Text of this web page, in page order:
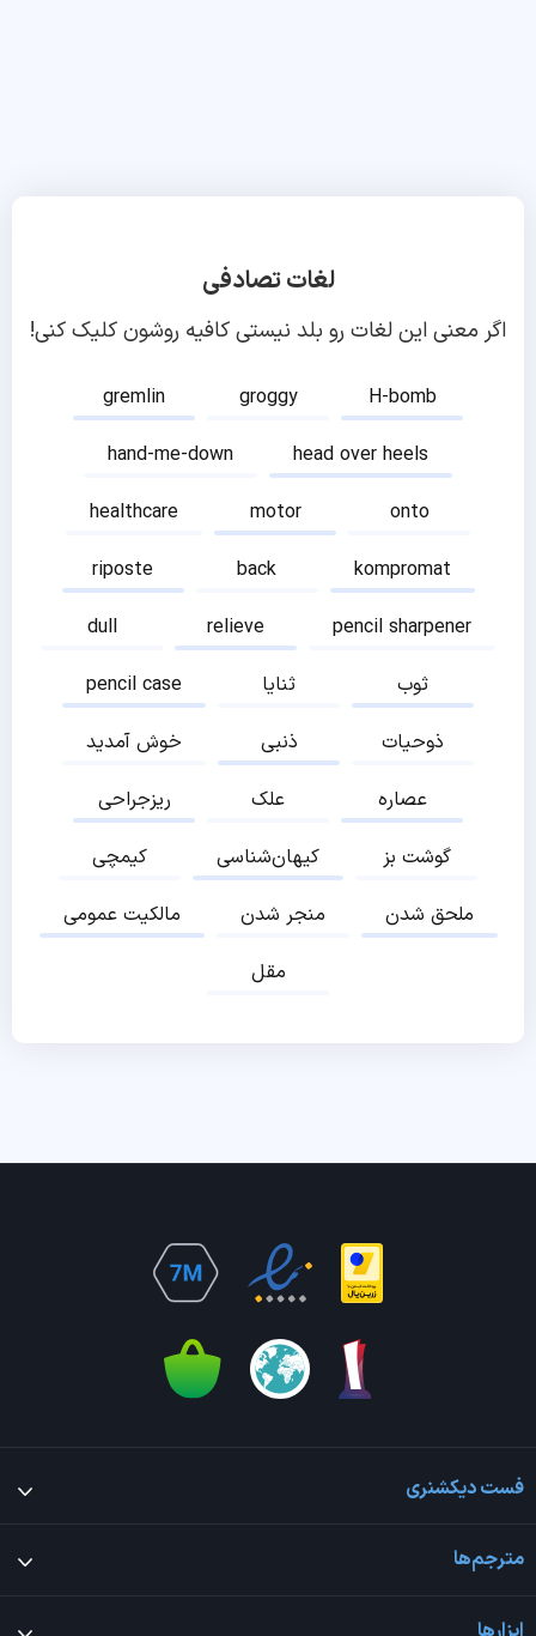
لغات تصادفی
اگر معنی این لغات رو بلد نیستی کافیه روشون کلیک کنی!
gremlin groggy
H-bomb
hand-me-down
head over heels
healthcare
motor
onto
riposte
back
kompromat
dull
relieve
pencil sharpener
pencil case
ثنایا
ثوب
خوش آمدید
ذنبی
ذوحیات
ریزجراحی
علک
عصاره
کیمچی
کیهان‌شناسی
گوشت بز
مالکیت عمومی
منجر شدن
ملحق شدن
مقل
فست دیکشنری
مترجم‌ها